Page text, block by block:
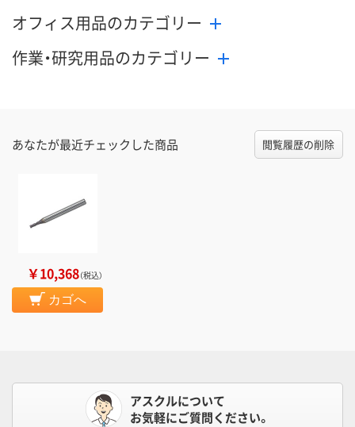
オフィス用品のカテゴリー
作業・研究用品のカテゴリー
あなたが最近チェックした商品 閲覧履歴の削除
￥10,368（税込）
カゴへ
アスクルについて
お気軽にご質問ください。